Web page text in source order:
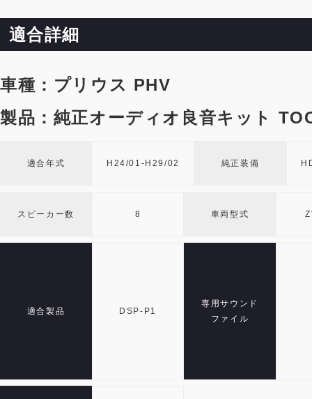
適合詳細
車種：プリウス PHV
製品：純正オーディオ良音キット
適合年式 H24/01-H29/02 純正装備
スピーカー数 8 車両型式
適合製品 DSP-P1
専用サウンド
ファイル